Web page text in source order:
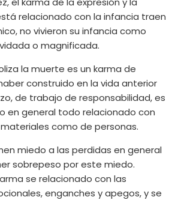
relacionado con la infancia traen
no vivieron su infancia como
o magnificada.
la muerte es un karma de
construido en la vida anterior
de trabajo de responsabilidad, es
en general todo relacionado con
como de personas.
miedo a las perdidas en general
sobrepeso por este miedo.
se relacionado con las
enganches y apegos, y se